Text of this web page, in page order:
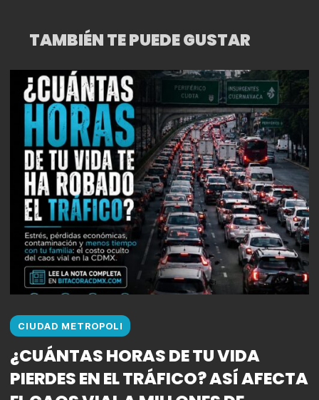
TAMBIÉN TE PUEDE GUSTAR
CIUDAD METROPOLI
¿CUÁNTAS HORAS DE TU VIDA
PIERDES EN EL TRÁFICO? ASÍ AFECTA